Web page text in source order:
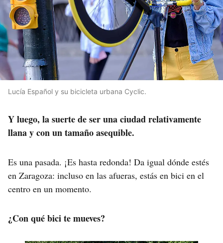
Lucía Español y su bicicleta urbana Cyclic.
Y luego, la suerte de ser una ciudad relativamente
llana y con un tamaño asequible.
Es una pasada. ¡Es hasta redonda! Da igual dónde estés
en Zaragoza: incluso en las afueras, estás en bici en el
centro en un momento.
¿Con qué bici te mueves?